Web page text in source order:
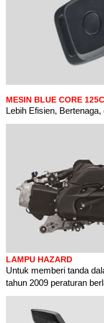
MESIN BLUE CORE
Lebih Efisien, Bertenaga,
LAMPU HAZARD
Untuk memberi tanda
tahun 2009 peraturan